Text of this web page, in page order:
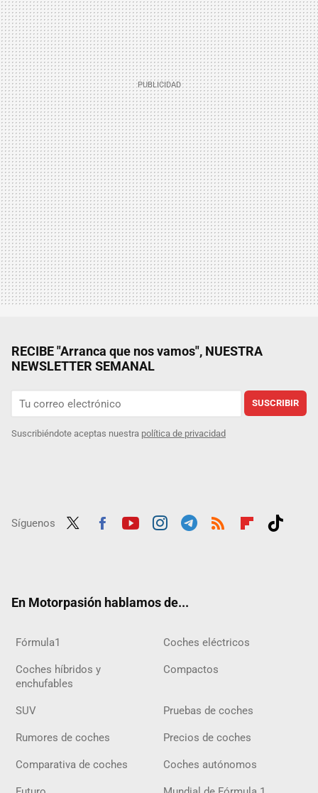
RECIBE "Arranca que nos vamos", NUESTRA
NEWSLETTER SEMANAL
SUSCRIBIR
Suscribiéndote aceptas nuestra política de privacidad
Síguenos
En Motorpasión hablamos de...
Fórmula1 Coches eléctricos
Coches híbridos y
enchufables
Compactos
SUV Pruebas de coches
Rumores de coches Precios de coches
Comparativa de coches Coches autónomos